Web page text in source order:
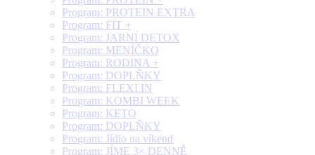
Program: PROTEIN EXTRA
Program: FIT +
Program: JARNÍ DETOX
Program: MENÍČKO
Program: RODINA +
Program: DOPLŇKY
Program: FLEXI IN
Program: KOMBI WEEK
Program: KETO
Program: DOPLŇKY
Program: Jídlo na víkend
Program: JÍME 3× DENNĚ